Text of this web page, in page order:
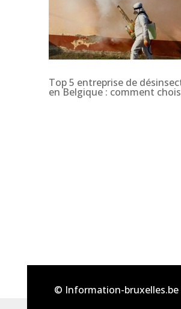
Top 5 entreprise de
en Belgique : comment
© Information-bruxelles.be